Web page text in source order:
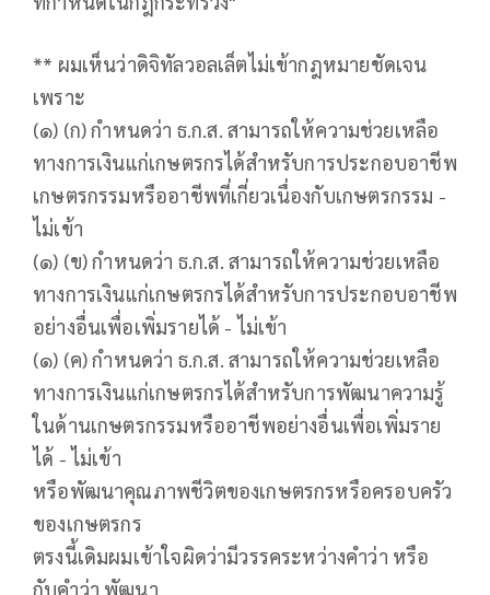
** ผมเห็นว่าดิจิทัลวอลเล็ตไม่เข้ากฎหมายชัดเจน
เพราะ
(๑) (ก) กำหนดว่า ธ.ก.ส. สามารถให้ความช่วยเหลือ
ทางการเงินแก่เกษตรกรได้สําหรับการประกอบอาชีพ
เกษตรกรรมหรืออาชีพที่เกี่ยวเนื่องกับเกษตรกรรม -
ไม่เข้า
(๑) (ข) กำหนดว่า ธ.ก.ส. สามารถให้ความช่วยเหลือ
ทางการเงินแก่เกษตรกรได้สําหรับการประกอบอาชีพ
อย่างอื่นเพื่อเพิ่มรายได้ - ไม่เข้า
(๑) (ค) กำหนดว่า ธ.ก.ส. สามารถให้ความช่วยเหลือ
ทางการเงินแก่เกษตรกรได้สําหรับการพัฒนาความรู้
ในด้านเกษตรกรรมหรืออาชีพอย่างอื่นเพื่อเพิ่มราย
ได้ - ไม่เข้า
หรือพัฒนาคุณภาพชีวิตของเกษตรกรหรือครอบครัว
ของเกษตรกร
ตรงนี้เดิมผมเข้าใจผิดว่ามีวรรคระหว่างคำว่า หรือ
กับคำว่า พัฒนา